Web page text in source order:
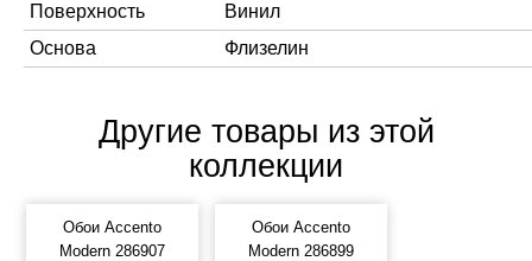
Поверхность
Винил
Основа
Флизелин
Другие товары из этой
коллекции
Обои Accento
Modern 286907
Обои Accento
Modern 286899